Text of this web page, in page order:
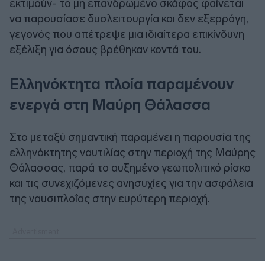
εκτιμούν- το μη επανδρωμένο σκάφος φαίνεται
να παρουσίασε δυσλειτουργία και δεν εξερράγη,
γεγονός που απέτρεψε μια ιδιαίτερα επικίνδυνη
εξέλιξη για όσους βρέθηκαν κοντά του.
Ελληνόκτητα πλοία παραμένουν
ενεργά στη Μαύρη Θάλασσα
Στο μεταξύ σημαντική παραμένει η παρουσία της
ελληνόκτητης ναυτιλίας στην περιοχή της Μαύρης
Θάλασσας, παρά το αυξημένο γεωπολιτικό ρίσκο
και τις συνεχιζόμενες ανησυχίες για την ασφάλεια
της ναυσιπλοΐας στην ευρύτερη περιοχή.